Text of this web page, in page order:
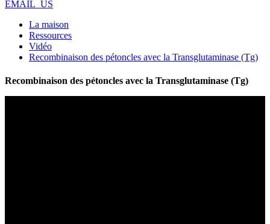
EMAIL_US
La maison
Ressources
Vidéo
Recombinaison des pétoncles avec la Transglutaminase (Tg)
Recombinaison des pétoncles avec la Transglutaminase (Tg)